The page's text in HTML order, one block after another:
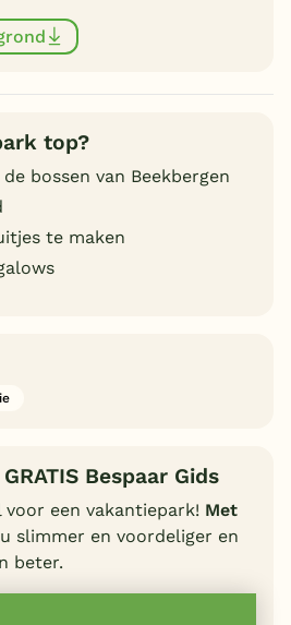
top?
bossen van Beekbergen
te maken
Bespaar Gids
een vakantiepark! Met
slimmer en voordeliger en
beter.